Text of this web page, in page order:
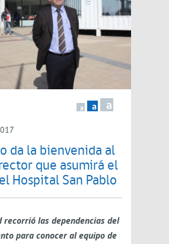
a a a
da la bienvenida al
que asumirá el
Hospital San Pablo
recorrió las dependencias del
para conocer al equipo de